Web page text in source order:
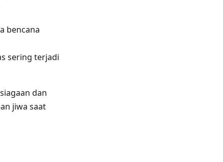
bencana
sering terjadi
dan
jiwa saat